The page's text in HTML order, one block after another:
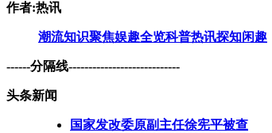
作者:热讯
潮流知识聚焦娱趣全览科普热讯探知闲趣
------分隔线----------------------------
头条新闻
国家发改委原副主任徐宪平被查